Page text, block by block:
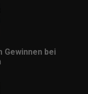
Gewinnen bei